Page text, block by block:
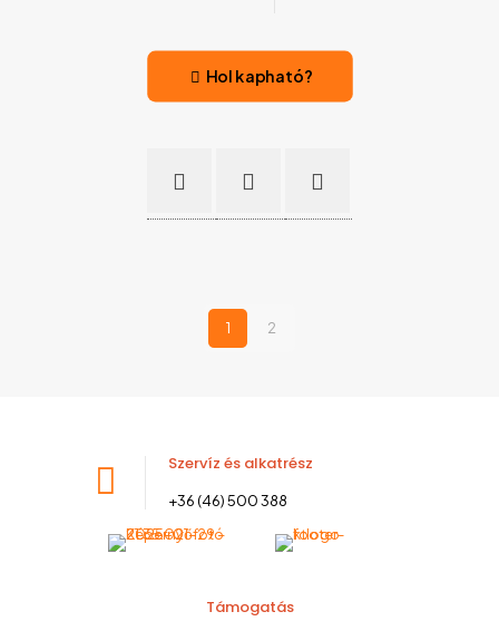
Hol kapható?
1 2
Szervíz és alkatrész
+36 (46) 500 388
Támogatás